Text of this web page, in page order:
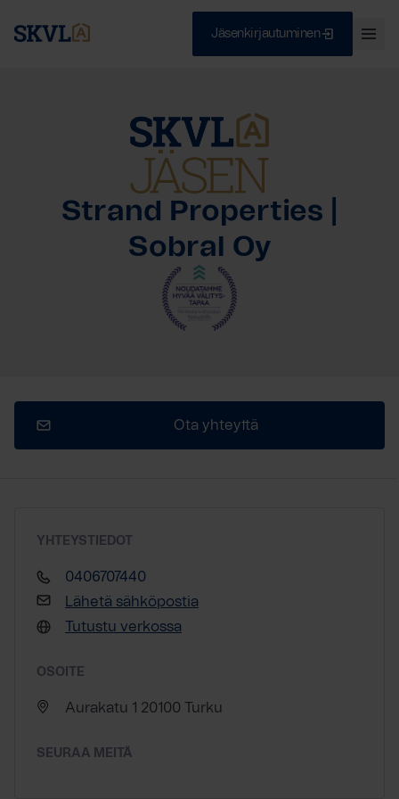
Jäsenkirjautuminen
Strand Properties |
Sobral Oy
Ota yhteyttä
YHTEYSTIEDOT
0406707440
Lähetä sähköpostia
Tutustu verkossa
OSOITE
Aurakatu 1 20100 Turku
SEURAA MEITÄ